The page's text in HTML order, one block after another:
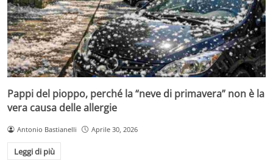
Pappi del pioppo, perché la “neve di primavera” non è la
vera causa delle allergie
Antonio Bastianelli Aprile 30, 2026
Leggi di più